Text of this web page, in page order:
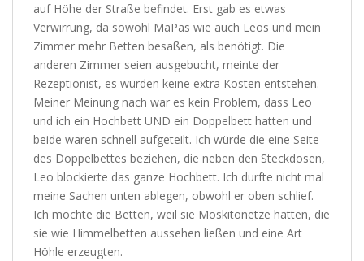
auf Höhe der Straße befindet. Erst gab es etwas
Verwirrung, da sowohl MaPas wie auch Leos und mein
Zimmer mehr Betten besaßen, als benötigt. Die
anderen Zimmer seien ausgebucht, meinte der
Rezeptionist, es würden keine extra Kosten entstehen.
Meiner Meinung nach war es kein Problem, dass Leo
und ich ein Hochbett UND ein Doppelbett hatten und
beide waren schnell aufgeteilt. Ich würde die eine Seite
des Doppelbettes beziehen, die neben den Steckdosen,
Leo blockierte das ganze Hochbett. Ich durfte nicht mal
meine Sachen unten ablegen, obwohl er oben schlief.
Ich mochte die Betten, weil sie Moskitonetze hatten, die
sie wie Himmelbetten aussehen ließen und eine Art
Höhle erzeugten.